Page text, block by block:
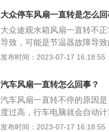
的引擎盖，拆下位于风扇上
扇正确安装在新的风扇架上
大众停车风扇一直转是怎么回
大众途观水箱风扇一直转不
导致，可能是节温器故障导
给水箱降温到一定程度停止
后，时间会更长一些。如果
修。故障自检：起动发动机
开关，发现电子风扇没有运
在。
发布时间：2023-07-17 16:18:55
汽车风扇一直转怎么回事？
汽车风扇一直转不停的原因
度过高，行车电脑就会自动
长，从而起到保护发动机的
发布时间：2023-07-17 16:18:55